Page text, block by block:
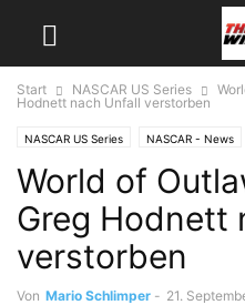
Start NASCAR US Series
Hodnett nach Unfall verstorben
NASCAR US Series NASCAR - News
World of
Greg Hodnett
verstorben
Von Mario Schlimper - 21.